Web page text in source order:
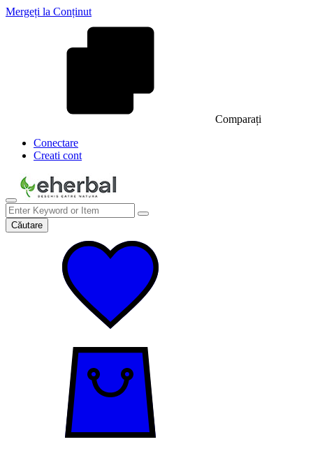
Mergeți la Conținut
Comparați
Conectare
Creati cont
Căutare